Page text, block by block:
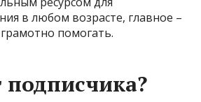
в любом возрасте, главное –
помогать.